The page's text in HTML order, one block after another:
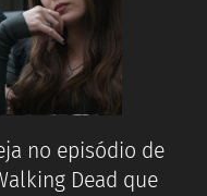
no episódio de
Dead que